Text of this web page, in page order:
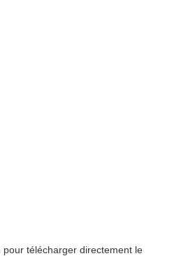
pour télécharger directement le